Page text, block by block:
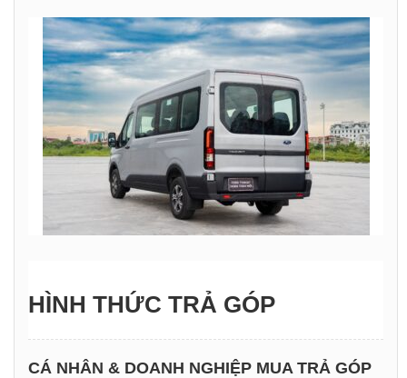
HÌNH THỨC TRẢ GÓP
CÁ NHÂN & DOANH NGHIỆP MUA TRẢ GÓP